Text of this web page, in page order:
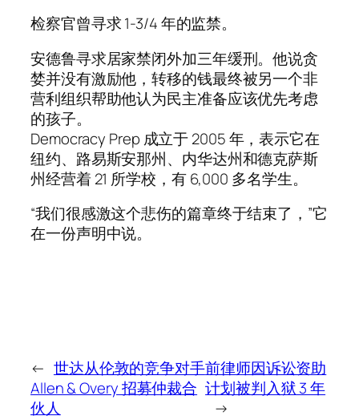
检察官曾寻求 1-3/4 年的监禁。
安德鲁寻求居家禁闭外加三年缓刑。他说贪
婪并没有激励他，转移的钱最终被另一个非
营利组织帮助他认为民主准备应该优先考虑
的孩子。
Democracy Prep 成立于 2005 年，表示它在
纽约、路易斯安那州、内华达州和德克萨斯
州经营着 21 所学校，有 6,000 多名学生。
“我们很感激这个悲伤的篇章终于结束了，”它
在一份声明中说。
← 世达从伦敦的竞争对手
Allen & Overy 招募仲裁合
伙人
前律师因诉讼资助
计划被判入狱 3 年
→